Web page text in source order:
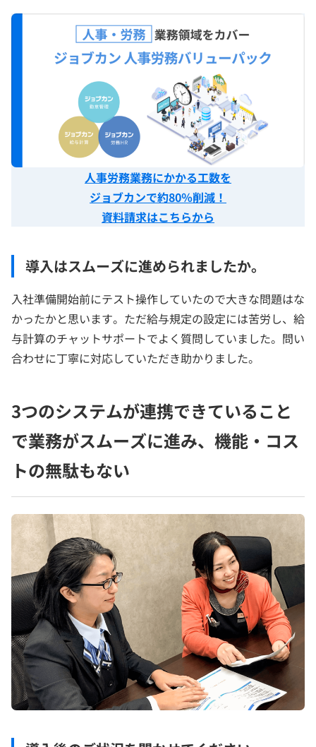
人事労務業務にかかる工数を
ジョブカンで約80％削減！
資料請求はこちらから
導入はスムーズに進められましたか。
入社準備開始前にテスト操作していたので大きな問題はな
かったかと思います。ただ給与規定の設定には苦労し、給
与計算のチャットサポートでよく質問していました。問い
合わせに丁寧に対応していただき助かりました。
3つのシステムが連携できていること
で業務がスムーズに進み、機能・コス
トの無駄もない